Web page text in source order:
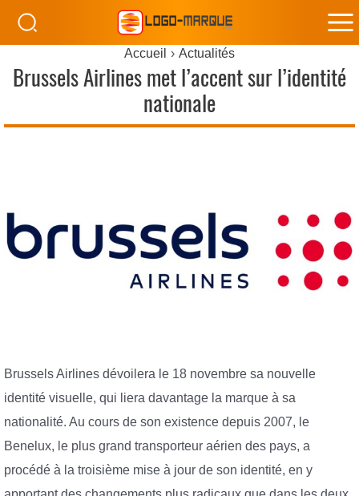
Accueil Actualités
Brussels Airlines met l’accent sur l’identité
nationale
Brussels Airlines dévoilera le 18 novembre sa nouvelle
identité visuelle, qui liera davantage la marque à sa
nationalité. Au cours de son existence depuis 2007, le
Benelux, le plus grand transporteur aérien des pays, a
procédé à la troisième mise à jour de son identité, en y